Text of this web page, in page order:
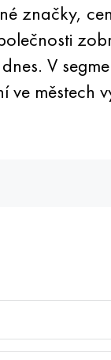
značky,
V
ve městech